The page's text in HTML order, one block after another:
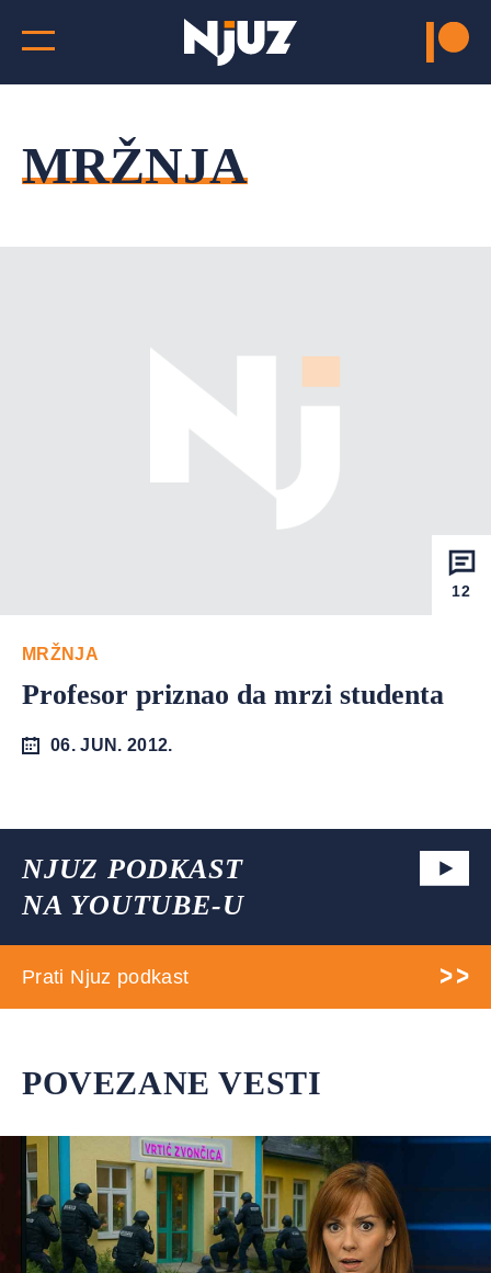
MRŽNJA
12
MRŽNJA
Profesor priznao da mrzi studenta
06. JUN. 2012.
NJUZ PODKAST
NA YOUTUBE-U
Prati Njuz podkast
POVEZANE VESTI